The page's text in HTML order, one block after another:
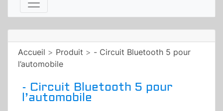
Accueil > Produit > - Circuit Bluetooth 5 pour
l’automobile
- Circuit Bluetooth 5 pour
l’automobile